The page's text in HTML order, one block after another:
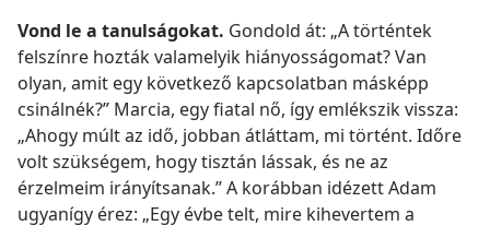
Vond le a tanulságokat. Gondold át: „A történtek
felszínre hozták valamelyik hiányosságomat? Van
olyan, amit egy következő kapcsolatban másképp
csinálnék?” Marcia, egy fiatal nő, így emlékszik vissza:
„Ahogy múlt az idő, jobban átláttam, mi történt. Időre
volt szükségem, hogy tisztán lássak, és ne az
érzelmeim irányítsanak.” A korábban idézett Adam
ugyanígy érez: „Egy évbe telt, mire kihevertem a